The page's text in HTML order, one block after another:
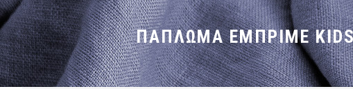
ΠΆΠΛΩΜΑ ΕΜΠΡΙΜΈ KIDS